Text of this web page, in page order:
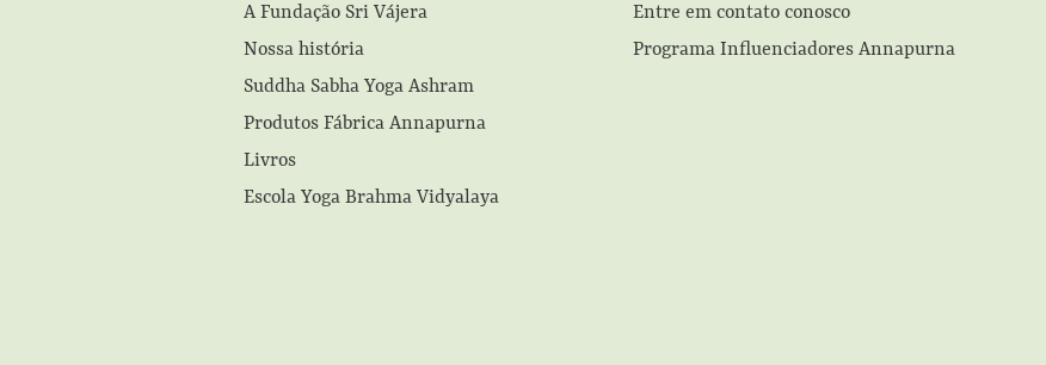
A Fundação Sri Vájera
Nossa história
Suddha Sabha Yoga Ashram
Produtos Fábrica Annapurna
Livros
Escola Yoga Brahma Vidyalaya
Entre em contato conosco
Programa Influenciadores Annapurna